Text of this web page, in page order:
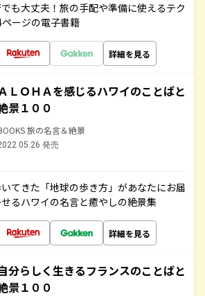
も大丈夫！旅の手配や準備に使えるテク
ージの電子書籍
詳細を見る
ＬＯＨＡを感じるハワイのことばと
景１００
旅の名言＆絶景
発売
てきた「地球の歩き方」があなたにお届
るハワイの名言と癒やしの絶景集
詳細を見る
分らしく生きるフランスのことばと
景１００